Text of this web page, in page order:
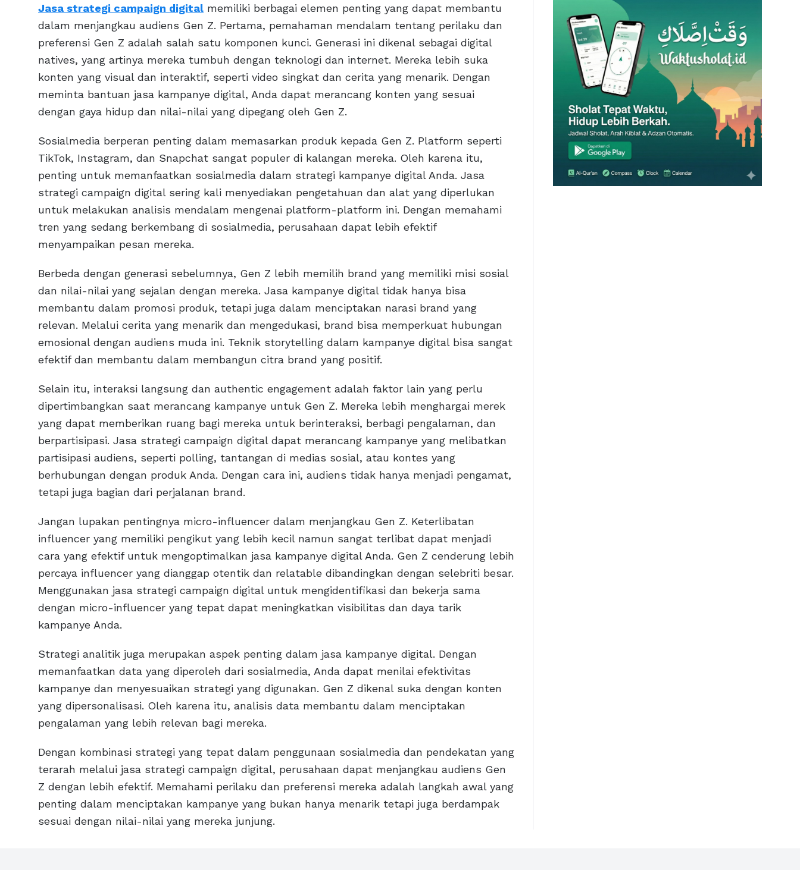
Jasa strategi campaign digital memiliki berbagai elemen penting yang dapat membantu
dalam menjangkau audiens Gen Z. Pertama, pemahaman mendalam tentang perilaku dan
preferensi Gen Z adalah salah satu komponen kunci. Generasi ini dikenal sebagai digital
natives, yang artinya mereka tumbuh dengan teknologi dan internet. Mereka lebih suka
konten yang visual dan interaktif, seperti video singkat dan cerita yang menarik. Dengan
meminta bantuan jasa kampanye digital, Anda dapat merancang konten yang sesuai
dengan gaya hidup dan nilai-nilai yang dipegang oleh Gen Z.
Sosialmedia berperan penting dalam memasarkan produk kepada Gen Z. Platform seperti
TikTok, Instagram, dan Snapchat sangat populer di kalangan mereka. Oleh karena itu,
penting untuk memanfaatkan sosialmedia dalam strategi kampanye digital Anda. Jasa
strategi campaign digital sering kali menyediakan pengetahuan dan alat yang diperlukan
untuk melakukan analisis mendalam mengenai platform-platform ini. Dengan memahami
tren yang sedang berkembang di sosialmedia, perusahaan dapat lebih efektif
menyampaikan pesan mereka.
Berbeda dengan generasi sebelumnya, Gen Z lebih memilih brand yang memiliki misi sosial
dan nilai-nilai yang sejalan dengan mereka. Jasa kampanye digital tidak hanya bisa
membantu dalam promosi produk, tetapi juga dalam menciptakan narasi brand yang
relevan. Melalui cerita yang menarik dan mengedukasi, brand bisa memperkuat hubungan
emosional dengan audiens muda ini. Teknik storytelling dalam kampanye digital bisa sangat
efektif dan membantu dalam membangun citra brand yang positif.
Selain itu, interaksi langsung dan authentic engagement adalah faktor lain yang perlu
dipertimbangkan saat merancang kampanye untuk Gen Z. Mereka lebih menghargai merek
yang dapat memberikan ruang bagi mereka untuk berinteraksi, berbagi pengalaman, dan
berpartisipasi. Jasa strategi campaign digital dapat merancang kampanye yang melibatkan
partisipasi audiens, seperti polling, tantangan di medias sosial, atau kontes yang
berhubungan dengan produk Anda. Dengan cara ini, audiens tidak hanya menjadi pengamat,
tetapi juga bagian dari perjalanan brand.
Jangan lupakan pentingnya micro-influencer dalam menjangkau Gen Z. Keterlibatan
influencer yang memiliki pengikut yang lebih kecil namun sangat terlibat dapat menjadi
cara yang efektif untuk mengoptimalkan jasa kampanye digital Anda. Gen Z cenderung lebih
percaya influencer yang dianggap otentik dan relatable dibandingkan dengan selebriti besar.
Menggunakan jasa strategi campaign digital untuk mengidentifikasi dan bekerja sama
dengan micro-influencer yang tepat dapat meningkatkan visibilitas dan daya tarik
kampanye Anda.
Strategi analitik juga merupakan aspek penting dalam jasa kampanye digital. Dengan
memanfaatkan data yang diperoleh dari sosialmedia, Anda dapat menilai efektivitas
kampanye dan menyesuaikan strategi yang digunakan. Gen Z dikenal suka dengan konten
yang dipersonalisasi. Oleh karena itu, analisis data membantu dalam menciptakan
pengalaman yang lebih relevan bagi mereka.
Dengan kombinasi strategi yang tepat dalam penggunaan sosialmedia dan pendekatan yang
terarah melalui jasa strategi campaign digital, perusahaan dapat menjangkau audiens Gen
Z dengan lebih efektif. Memahami perilaku dan preferensi mereka adalah langkah awal yang
penting dalam menciptakan kampanye yang bukan hanya menarik tetapi juga berdampak
sesuai dengan nilai-nilai yang mereka junjung.